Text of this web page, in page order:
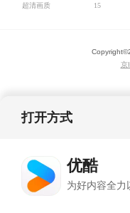
超清画质 15
Copyright©
京
打开方式
优酷
为好内容全力